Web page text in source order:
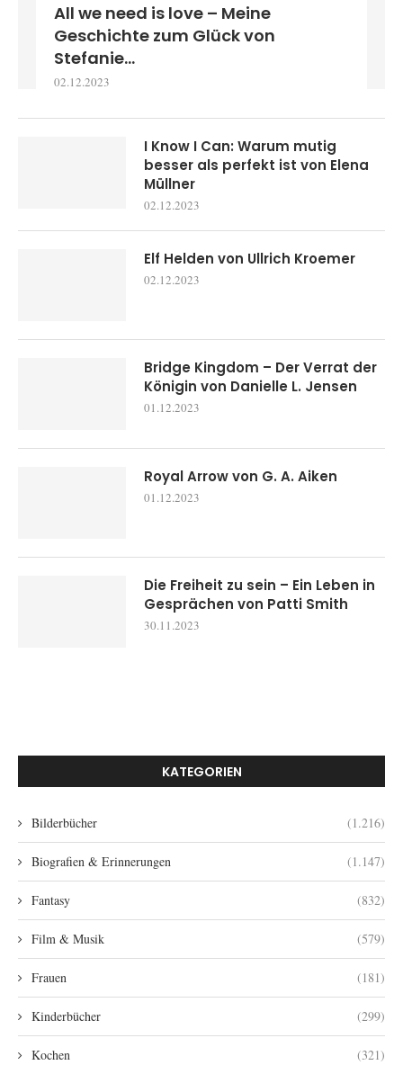
All we need is love – Meine
Geschichte zum Glück von
Stefanie...
02.12.2023
I Know I Can: Warum mutig
besser als perfekt ist von Elena
Müllner
02.12.2023
Elf Helden von Ullrich Kroemer
02.12.2023
Bridge Kingdom – Der Verrat der
Königin von Danielle L. Jensen
01.12.2023
Royal Arrow von G. A. Aiken
01.12.2023
Die Freiheit zu sein – Ein Leben in
Gesprächen von Patti Smith
30.11.2023
KATEGORIEN
Bilderbücher (1.216)
Biografien & Erinnerungen (1.147)
Fantasy (832)
Film & Musik (579)
Frauen (181)
Kinderbücher (299)
Kochen (321)